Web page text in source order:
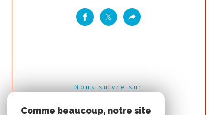
Nous suivre sur
Comme beaucoup, notre site